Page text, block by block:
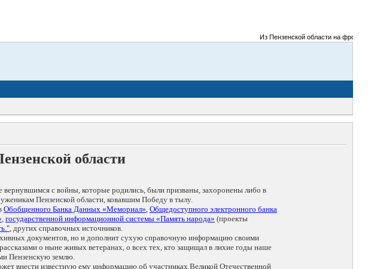
Из Пензенской области на фронты
области
с войны, которые родились, были призваны, захоронены либо в
Пензенской области, ковавшим Победу в тылу.
Обобщенного Банка Данных «Мемориал», Общедоступного электронного банка
, государственной информационной системы «Память народа» (проекты
, других справочных источников.
документов, но и дополнит сухую справочную информацию своими
о ныне живых ветеранах, о всех тех, кто защищал в лихие годы наше
Пензенскую землю.
внести известную ему информацию об участниках Великой Отечественной